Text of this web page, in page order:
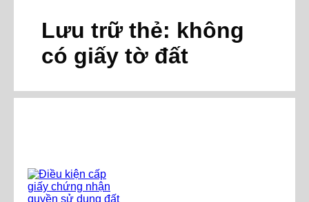
Lưu trữ thẻ: không
có giấy tờ đất